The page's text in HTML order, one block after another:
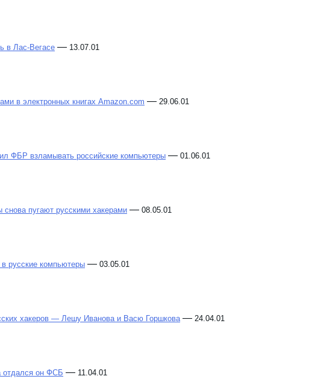
в Лас-Вегасе — 13.07.01
в электронных книгах Amazon.com — 29.06.01
ФБР взламывать российские компьютеры — 01.06.01
пугают русскими хакерами — 08.05.01
русские компьютеры — 03.05.01
хакеров — Лешу Иванова и Васю Горшкова — 24.04.01
отдался он ФСБ — 11.04.01